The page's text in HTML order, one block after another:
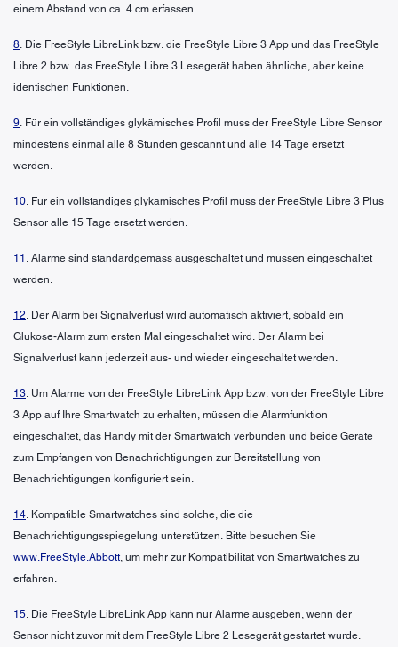
einem Abstand von ca. 4 cm erfassen.
8. Die FreeStyle LibreLink bzw. die FreeStyle Libre 3 App und das FreeStyle
Libre 2 bzw. das FreeStyle Libre 3 Lesegerät haben ähnliche, aber keine
identischen Funktionen.
9. Für ein vollständiges glykämisches Profil muss der FreeStyle Libre Sensor
mindestens einmal alle 8 Stunden gescannt und alle 14 Tage ersetzt
werden.
10. Für ein vollständiges glykämisches Profil muss der FreeStyle Libre 3 Plus
Sensor alle 15 Tage ersetzt werden.
11 . Alarme sind standardgemäss ausgeschaltet und müssen eingeschaltet
werden.
12. Der Alarm bei Signalverlust wird automatisch aktiviert, sobald ein
Glukose-Alarm zum ersten Mal eingeschaltet wird. Der Alarm bei
Signalverlust kann jederzeit aus- und wieder eingeschaltet werden.
13. Um Alarme von der FreeStyle LibreLink App bzw. von der FreeStyle Libre
3 App auf Ihre Smartwatch zu erhalten, müssen die Alarmfunktion
eingeschaltet, das Handy mit der Smartwatch verbunden und beide Geräte
zum Empfangen von Benachrichtigungen zur Bereitstellung von
Benachrichtigungen konfiguriert sein.
14. Kompatible Smartwatches sind solche, die die
Benachrichtigungsspiegelung unterstützen. Bitte besuchen Sie
www.FreeStyle.Abbott, um mehr zur Kompatibilität von Smartwatches zu
erfahren.
15. Die FreeStyle LibreLink App kann nur Alarme ausgeben, wenn der
Sensor nicht zuvor mit dem FreeStyle Libre 2 Lesegerät gestartet wurde.